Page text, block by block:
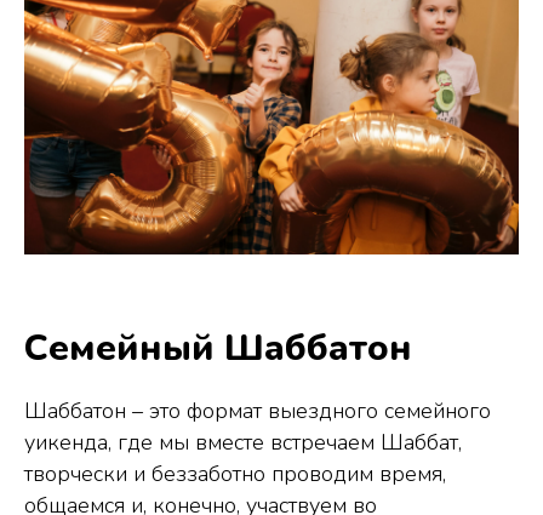
Семейный Шаббатон
Шаббатон – это формат выездного семейного
уикенда, где мы вместе встречаем Шаббат,
творчески и беззаботно проводим время,
общаемся и, конечно, участвуем во